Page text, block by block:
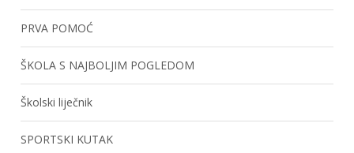
PRVA POMOĆ
ŠKOLA S NAJBOLJIM POGLEDOM
Školski liječnik
SPORTSKI KUTAK